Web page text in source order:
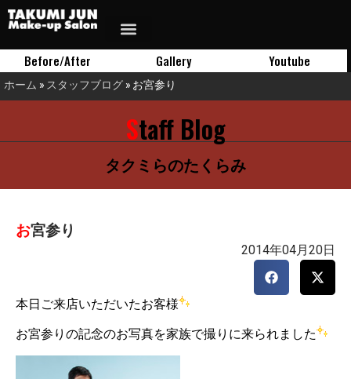
Before/After Gallery Youtube
ホーム » スタッフブログ » お宮参り
Staff Blog
タクミらのたくらみ
お宮参り
2014年04月20日
本日ご来店いただいたお客様
お宮参りの記念のお写真を家族で撮りに来られました